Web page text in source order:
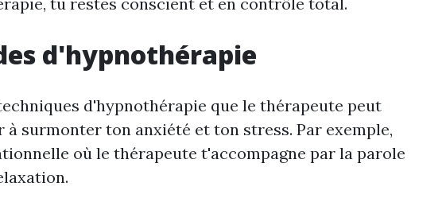
d'hypnothérapie
d'hypnothérapie que le thérapeute peut
surmonter ton anxiété et ton stress. Par exemple,
où le thérapeute t'accompagne par la parole